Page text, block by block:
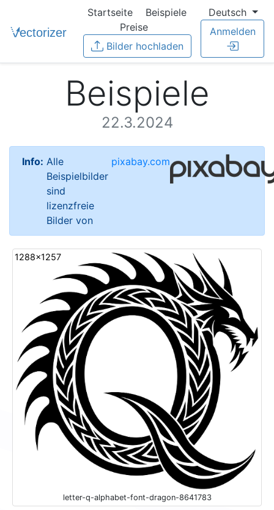
Startseite
Beispiele
Preise
Bilder hochladen
Deutsch
Anmelden
Beispiele
22.3.2024
Info: Alle
Beispielbilder
sind
lizenzfreie
Bilder von
pixabay.com
1288x1257
letter-q-alphabet-font-dragon-8641783